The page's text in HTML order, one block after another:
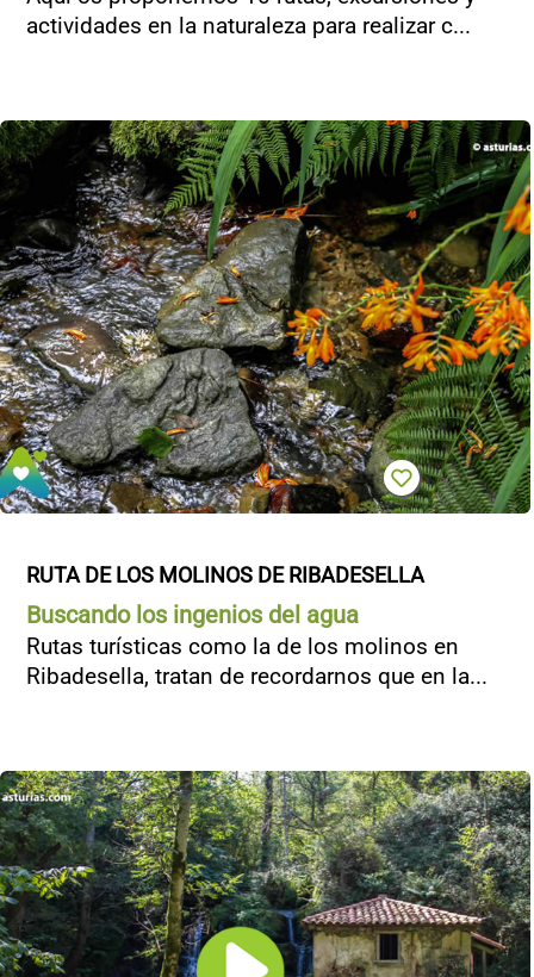
actividades en la naturaleza para realizar c...
RUTA DE LOS MOLINOS DE RIBADESELLA
Buscando los ingenios del agua
Rutas turísticas como la de los molinos en
Ribadesella, tratan de recordarnos que en la...